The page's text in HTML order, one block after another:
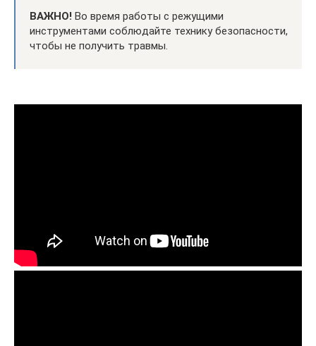
ВАЖНО! Во время работы с режущими
инструментами соблюдайте технику безопасности,
чтобы не получить травмы.